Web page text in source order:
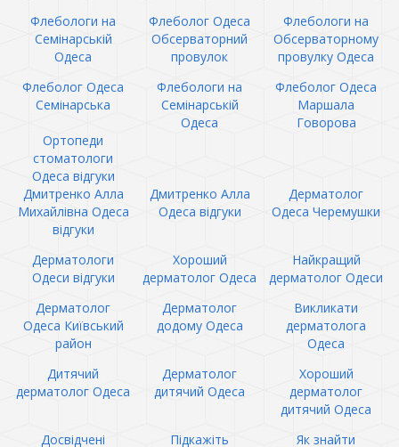
Флебологи на
Семінарській
Одеса
Флеболог Одеса
Обсерваторний
провулок
Флебологи на
Обсерваторному
провулку Одеса
Флеболог Одеса
Семінарська
Флебологи на
Семінарській
Одеса
Флеболог Одеса
Маршала
Говорова
Ортопеди
стоматологи
Одеса відгуки
Дмитренко Алла
Михайлівна Одеса
відгуки
Дмитренко Алла
Одеса відгуки
Дерматолог
Одеса Черемушки
Дерматологи
Одеси відгуки
Хороший
дерматолог Одеса
Найкращий
дерматолог Одеси
Дерматолог
Одеса Київський
район
Дерматолог
додому Одеса
Викликати
дерматолога
Одеса
Дитячий
дерматолог Одеса
Дерматолог
дитячий Одеса
Хороший
дерматолог
дитячий Одеса
Досвідчені
Підкажіть Як знайти